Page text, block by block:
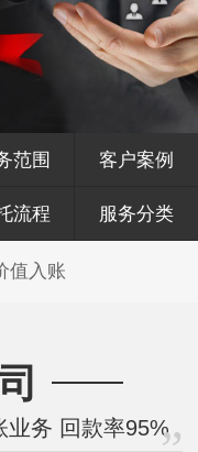
范围 客户案例
流程 服务分类
值入账
业务 回款率95%